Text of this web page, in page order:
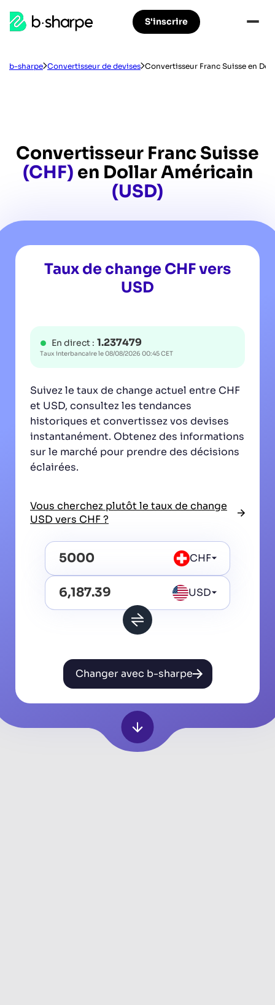
Aller
navigation
Aller
principal
b-
sharpe
S'inscrire
b-sharpe Convertisseur de devises Convertisseur Franc Suisse en
Convertisseur Franc Suisse
(CHF) en Dollar Américain
(USD)
Taux de change CHF vers
USD
En direct : 1.237479
Taux interbancaire le08/08/2026 00:45 CET
Suivez le taux de change actuel entre CHF
et USD, consultez les tendances
historiques et convertissez vos devises
instantanément. Obtenez des informations
sur le marché pour prendre des décisions
éclairées.
Vous cherchez plutôt le taux de change
USD vers CHF ?
CHF
USD
Changer avec b-sharpe